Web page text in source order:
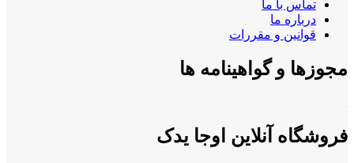
تماس با ما
درباره ما
قوانین و مقررات
مجوزها و گواهینامه ها
فروشگاه آنلاین اوجا یدک